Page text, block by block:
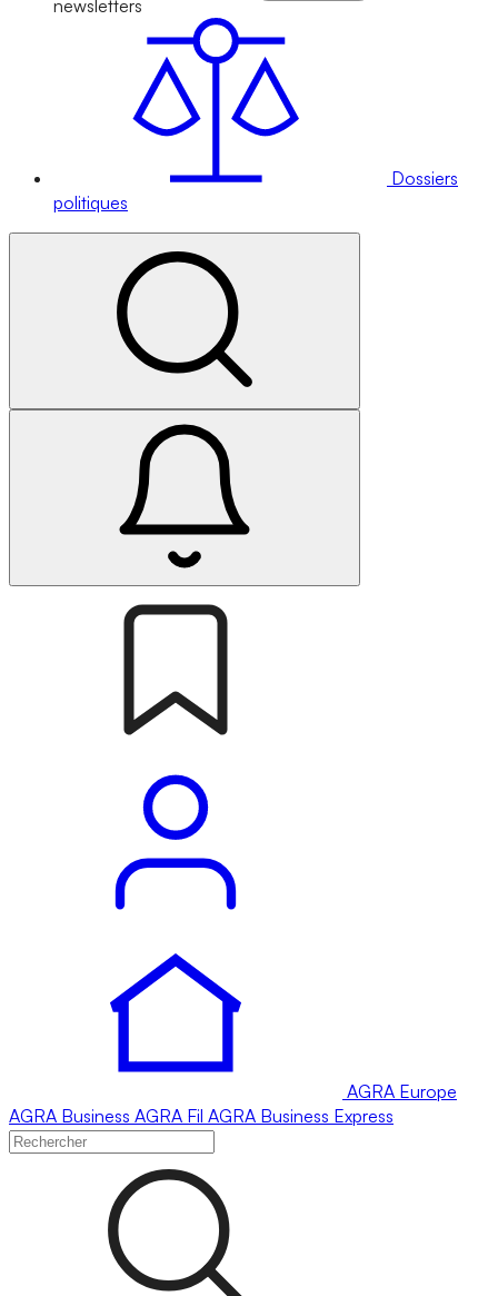
newsletters
Dossiers
politiques
AGRA Europe
AGRA Business AGRA Fil AGRA Business Express